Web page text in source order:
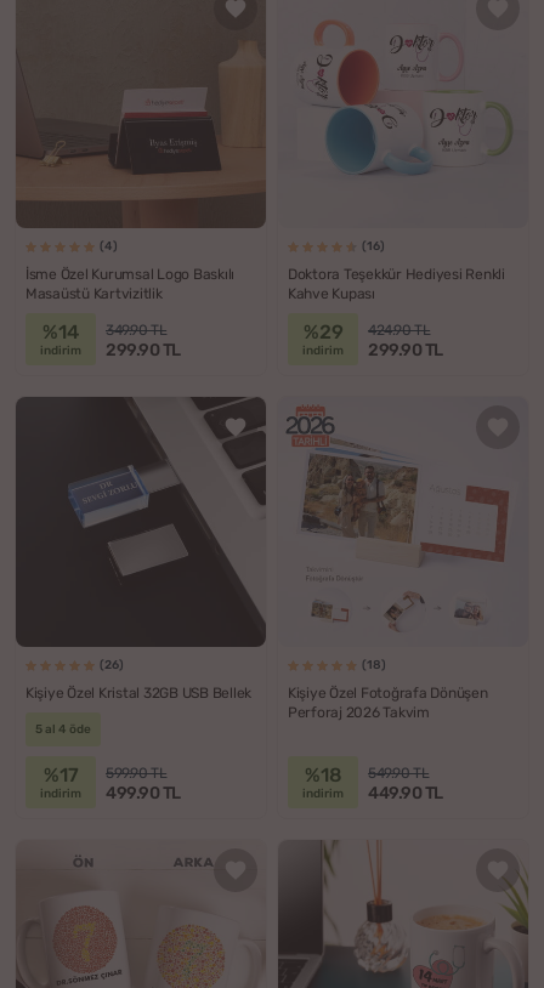
(4)
İsme Özel Kurumsal Logo Baskılı
Masaüstü Kartvizitlik
%14
indirim
349.90 TL
299.90 TL
(16)
Doktora Teşekkür Hediyesi Renkli
Kahve Kupası
%29
indirim
424.90 TL
299.90 TL
(26)
Kişiye Özel Kristal 32GB USB Bellek
5 al 4 öde
%17
indirim
599.90 TL
499.90 TL
(18)
Kişiye Özel Fotoğrafa Dönüşen
Perforaj 2026 Takvim
%18
indirim
549.90 TL
449.90 TL